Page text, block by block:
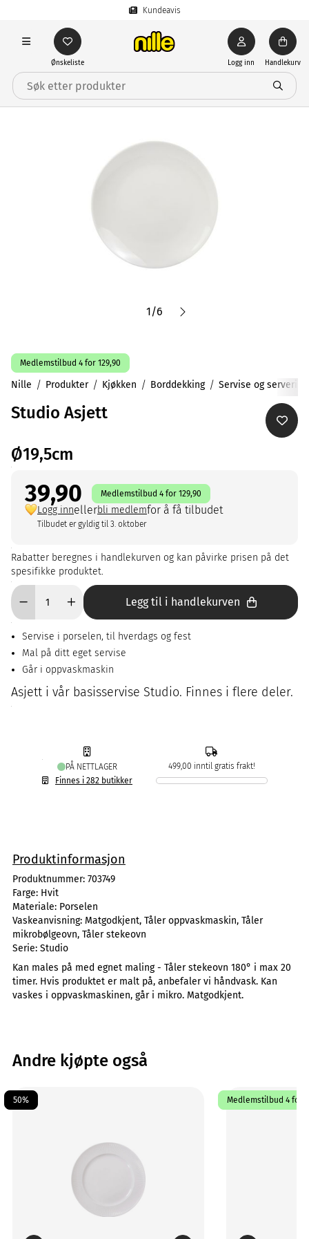
Kundeavis
Ønskeliste Logg inn Handlekurv
1/6
Medlemstilbud 4 for 129,90
Nille Produkter Kjøkken Borddekking Servise og
Studio Asjett
Ø19,5cm
39,90 Medlemstilbud 4 for 129,90
Logg innellerbli medlemfor å få tilbudet
Tilbudet er gyldig til 3. oktober
Rabatter beregnes i handlekurven og kan påvirke prisen på det
spesifikke produktet.
Legg til i handlekurven
Servise i porselen, til hverdags og fest
Mal på ditt eget servise
Går i oppvaskmaskin
Asjett i vår basisservise Studio. Finnes i flere deler.
PÅ NETTLAGER
Finnes i 282 butikker
499,00 inntil gratis frakt!
Produktinformasjon
Produktnummer: 703749
Farge: Hvit
Materiale: Porselen
Vaskeanvisning: Matgodkjent, Tåler oppvaskmaskin, Tåler
mikrobølgeovn, Tåler stekeovn
Serie: Studio
Kan males på med egnet maling - Tåler stekeovn 180° i max 20
timer. Hvis produktet er malt på, anbefaler vi håndvask. Kan
vaskes i oppvaskmaskinen, går i mikro. Matgodkjent.
Andre kjøpte også
50% Medlemstilbud 4 for